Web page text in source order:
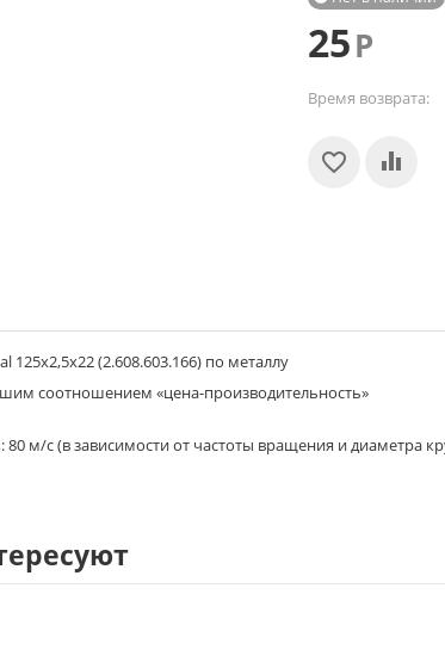
25Р
Время возврата:
125x2,5x22 (2.608.603.166) по металлу
соотношением «цена-производительность»
м/с (в зависимости от частоты вращения и диаметра